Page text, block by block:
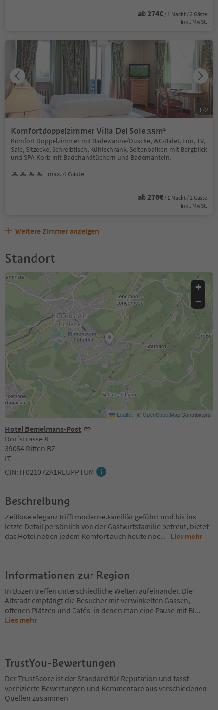
ab 274€ / 1 Nacht / 2 Gäste
Inkl. MwSt.
Komfortdoppelzimmer Villa Del Sole 35m²
Komfort Doppelzimmer mit Badewanne/Dusche, WC-Bidet, Fön, TV,
Safe, Sitzecke, Schreibtisch, Kühlschrank, Seitenbalkon mit Bergblick
und SPA-Korb mit Badehandtüchern und Bademänteln.
max. 4 Gäste
ab 276€ / 1 Nacht / 2 Gäste
Inkl. MwSt.
1 /2
Weitere Zimmer anzeigen
Standort
Hotel Bemelmans-Post
Dorfstrasse 8
39054 Ritten BZ
IT
CIN: IT021072A1RLUPPTUM
+
−
Leaflet | ©OpenStreetMapContributors
Beschreibung
Zeitlose eleganz trifft moderne.Familiär geführt und bis ins
letzte Detail persönlich von der Gastwirtsfamilie betreut, bietet
das Hotel neben jedem Komfort auch heute noc... Lies mehr
Informationen zur Region
In Bozen treffen unterschiedliche Welten aufeinander. Die
Altstadt empfängt die Besucher mit verwinkelten Gassen,
offenen Plätzen und Cafés, in denen man eine Pause mit Bl...
Lies mehr
TrustYou-Bewertungen
Der TrustScore ist der Standard für Reputation und fasst
verifizierte Bewertungen und Kommentare aus verschiedenen
Quellen zusammen